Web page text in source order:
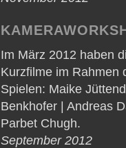
Im März 2012 haben
Kurzfilme im Rahmen
Spielen: Maike
Benkhofer | Andreas
Parbet Chugh.
September 2012